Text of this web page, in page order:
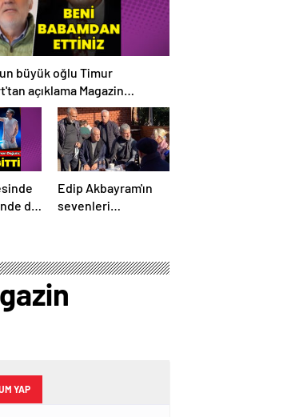
büyük oğlu Timur
açıklama Magazin
de
Edip Akbayram'ın
sevenleri
habetrleri
YAP